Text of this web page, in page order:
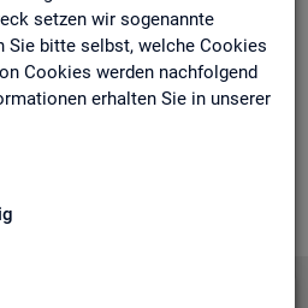
setzen wir sogenannte
Sie bitte selbst, welche Cookies
Cookies werden nachfolgend
erhalten Sie in unserer
leicht ver­ständ­li­che Kurz­vi­de­os
der BA. Wir er­gän­zen unser
Wün­schen Sie sich ein Video
Dann kon­tak­tie­ren Sie